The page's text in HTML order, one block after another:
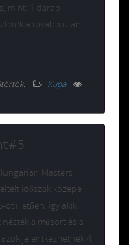
mint: 1 darab
a tovább után
.
Kupa
Masters
időszak közepe
ot illetően, így akik
a műsort és a
jelentkezhetnek 4